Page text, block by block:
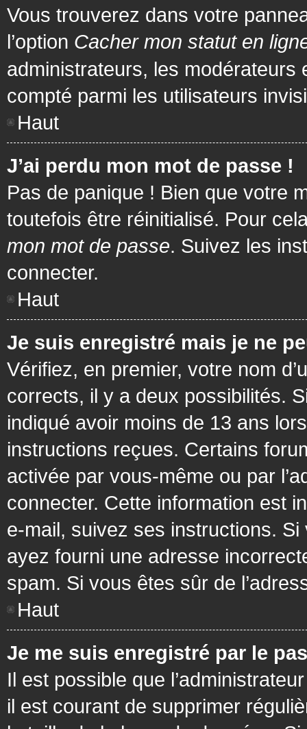
Vous trouverez dans votre
l’option Cacher mon statut en
administrateurs, les
compté parmi les utilisateurs
Haut
J’ai perdu mon mot de passe !
Pas de panique ! Bien que votre
toutefois être réinitialisé. Pour
mon mot de passe. Suivez les
connecter.
Haut
Je suis enregistré mais je ne
Vérifiez, en premier, votre nom
corrects, il y a deux possibilités.
indiqué avoir moins de 13 ans
instructions reçues. Certains
activée par vous-même ou par
connecter. Cette information est
e-mail, suivez ses instructions. Si
ayez fourni une adresse
spam. Si vous êtes sûr de
Haut
Je me suis enregistré par le
Il est possible que
il est courant de supprimer